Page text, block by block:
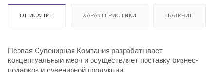
ОПИСАНИЕ ХАРАКТЕРИСТИКИ НАЛИЧИЕ
Первая Сувенирная Компания разрабатывает
концептуальный мерч и осуществляет поставку бизнес-
подарков и сувенирной продукции.